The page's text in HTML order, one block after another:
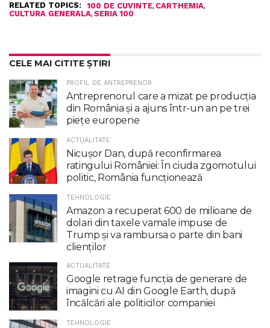
RELATED TOPICS: 100 DE CUVINTE, CARTHEMIA,
CULTURA GENERALA, SERIA 100
CELE MAI CITITE ȘTIRI
PROFIL DE ANTREPRENOR
Antreprenorul care a mizat pe producția
din România și a ajuns într-un an pe trei
piețe europene
ACTUALITATE
Nicuşor Dan, după reconfirmarea
ratingului României: În ciuda zgomotului
politic, România funcţionează
TEHNOLOGIE
Amazon a recuperat 600 de milioane de
dolari din taxele vamale impuse de
Trump şi va rambursa o parte din bani
clienţilor
ACTUALITATE
Google retrage funcţia de generare de
imagini cu AI din Google Earth, după
încălcări ale politicilor companiei
TEHNOLOGIE